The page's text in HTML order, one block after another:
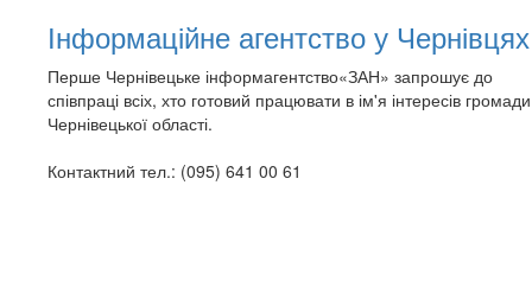
Інформаційне агентство у Чернівцях
Перше Чернівецьке інформагентство«ЗАН» запрошує до
співпраці всіх, хто готовий працювати в ім'я інтересів громади
Чернівецької області.
Контактний тел.: (095) 641 00 61